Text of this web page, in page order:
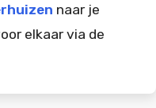
naar je
elkaar via de